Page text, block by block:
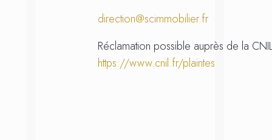
direction@scimmobilier.fr
Réclamation possible auprès de la
https://www.cnil.fr/plaintes